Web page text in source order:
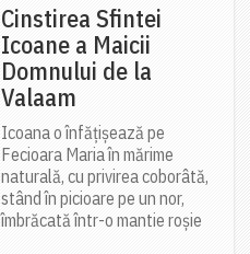
Cinstirea Sfintei
Icoane a Maicii
Domnului de la
Valaam
Icoana o înfățișează pe
Fecioara Maria în mărime
naturală, cu privirea coborâtă,
stând în picioare pe un nor,
îmbrăcată într-o mantie roșie